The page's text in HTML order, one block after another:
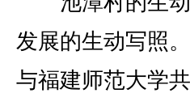
发展的生动写照
与福建师范大学